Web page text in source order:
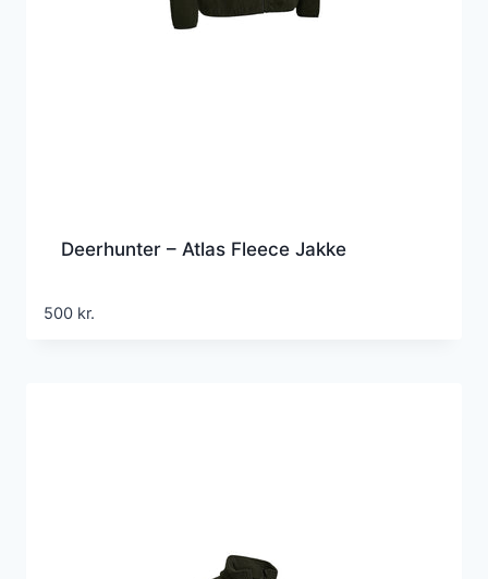
Deerhunter – Atlas Fleece Jakke
500 kr.